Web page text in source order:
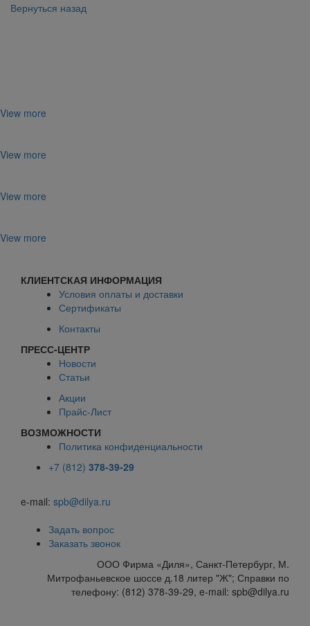
Вернуться назад
View more
View more
View more
View more
КЛИЕНТСКАЯ ИНФОРМАЦИЯ
Условия оплаты и доставки
Сертификаты
Контакты
ПРЕСС-ЦЕНТР
Новости
Статьи
Акции
Прайс-Лист
ВОЗМОЖНОСТИ
Политика конфиденциальности
+7 (812) 378-39-29
e-mail: spb@dilya.ru
Задать вопрос
Заказать звонок
ООО Фирма «Диля», Санкт-Петербург, М.
Митрофаньевское шоссе д.18 литер "Ж"; Справки по
телефону: (812) 378-39-29, e-mail: spb@dilya.ru